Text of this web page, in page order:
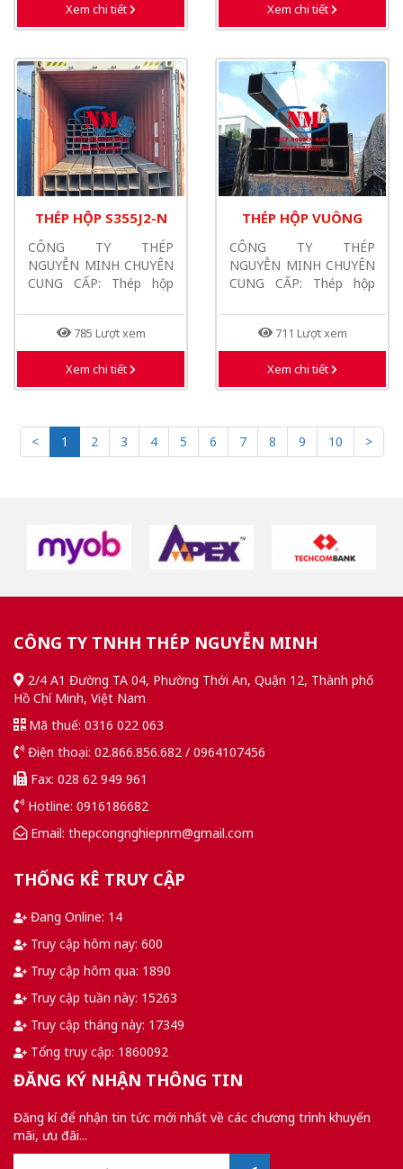
Xem chi tiết Xem chi tiết
THÉP HỘP S355J2-N
200X200X10X12M -
THÉP HỘP S355J2-N
200X200X10X6M
CÔNG TY THÉP
NGUYỄN MINH CHUYÊN
CUNG CẤP: Thép hộp
200x200x10x12m,
Thép... 785 Lượt xem
Xem chi tiết
THÉP HỘP VUÔNG
S355JR
200X200X10X12M
CÔNG TY THÉP
NGUYỄN MINH CHUYÊN
CUNG CẤP: Thép hộp
200x200x10x12m, Thép
hộp...
711 Lượt xem
Xem chi tiết
< 1 2 3 4 5 6 7 8 9 10 >
CÔNG TY TNHH THÉP NGUYỄN MINH
2/4 A1 Đường TA 04, Phường Thới An, Quận 12, Thành phố
Hồ Chí Minh, Việt Nam
Mã thuế: 0316 022 063
Điện thoại: 02.866.856.682 / 0964107456
Fax: 028 62 949 961
Hotline: 0916186682
Email: thepcongnghiepnm@gmail.com
THỐNG KÊ TRUY CẬP
Đang Online: 14
Truy cập hôm nay: 600
Truy cập hôm qua: 1890
Truy cập tuần này: 15263
Truy cập tháng này: 17349
Tổng truy cập: 1860092
ĐĂNG KÝ NHẬN THÔNG TIN
Đăng kí để nhận tin tức mới nhất về các chương trình khuyến
mãi, ưu đãi...